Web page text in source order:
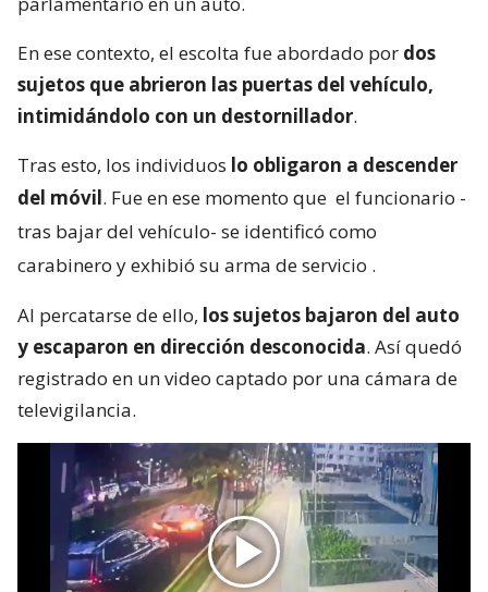
hecho tuvo lugar pasadas la 18:00 horas
específicamente en calle Candelaria Goyenechea,
mientras el funcionario deCarabinerosesperaba al
parlamentario en un auto.
En ese contexto, el escolta fue abordado pordos
sujetos que abrieron las puertas del vehículo,
intimidándolo con un destornillador.
Tras esto, los individuoslo obligaron a descender
del móvil. Fue en ese momento que el funcionario -
tras bajar del vehículo- se identificó como
carabinero y exhibió su arma de servicio
Al percatarse de ello,los sujetos bajaron del auto
y escaparon en dirección desconocida. Así quedó
registrado en un video captado por una cámara de
televigilancia.